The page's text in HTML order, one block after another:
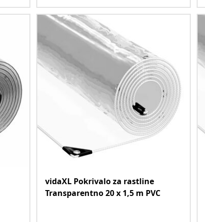
vidaXL Pokrivalo za rastline
Transparentno 20 x 1,5 m PVC